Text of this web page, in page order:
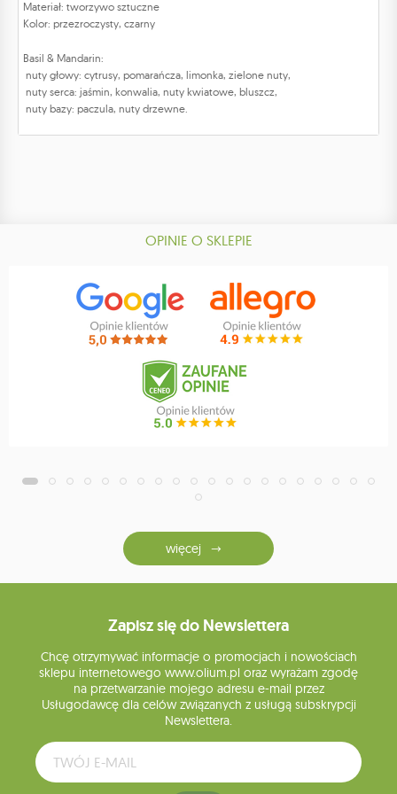
Materiał: tworzywo sztuczne
Kolor: przezroczysty, czarny
Basil & Mandarin:
nuty głowy: cytrusy, pomarańcza, limonka, zielone nuty,
nuty serca: jaśmin, konwalia, nuty kwiatowe, bluszcz,
nuty bazy: paczula, nuty drzewne.
OPINIE O SKLEPIE
więcej
Zapisz się do Newslettera
Chcę otrzymywać informacje o promocjach i nowościach
sklepu internetowego www.olium.pl oraz wyrażam zgodę
na przetwarzanie mojego adresu e-mail przez
Usługodawcę dla celów związanych z usługą subskrypcji
Newslettera.